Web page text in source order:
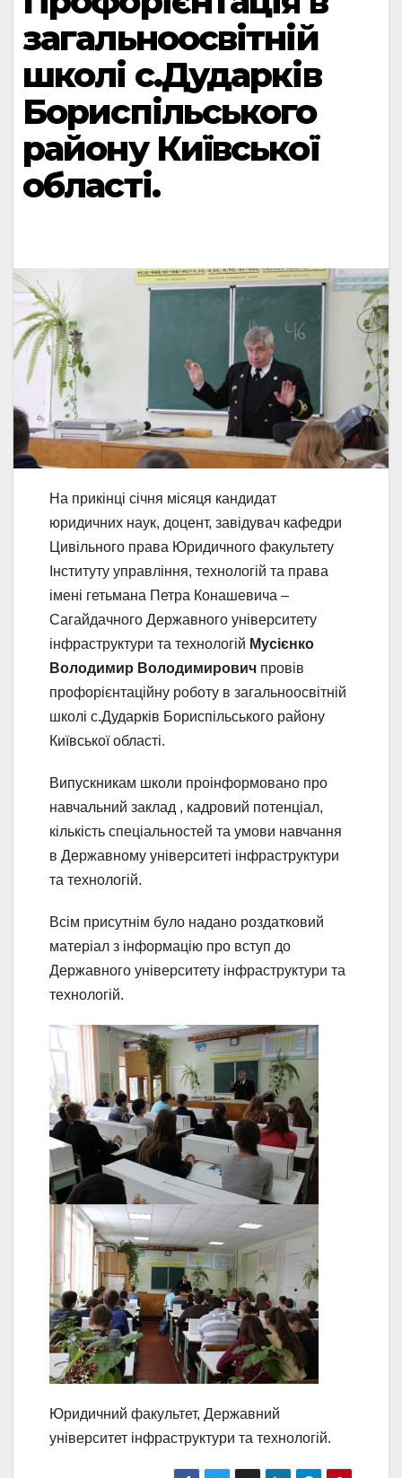
загальноосвітній
школі с.Дударків
Бориспільського
району Київської
області.
На прикінці січня місяця кандидат
юридичних наук, доцент, завідувач кафедри
Цивільного права Юридичного факультету
Інституту управління, технологій та права
імені гетьмана Петра Конашевича –
Сагайдачного Державного університету
інфраструктури та технологій Мусієнко
Володимир Володимирович провів
профорієнтаційну роботу в загальноосвітній
школі с.Дударків Бориспільського району
Київської області.
Випускникам школи проінформовано про
навчальний заклад , кадровий потенціал,
кількість спеціальностей та умови навчання
в Державному університеті інфраструктури
та технологій.
Всім присутнім було надано роздатковий
матеріал з інформацію про вступ до
Державного університету інфраструктури та
технологій.
Юридичний факультет, Державний
університет інфраструктури та технологій.